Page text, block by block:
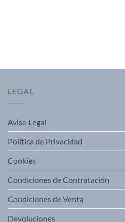
LEGAL
Aviso Legal
Política de Privacidad
Cookies
Condiciones de Contratación
Condiciones de Venta
Devoluciones